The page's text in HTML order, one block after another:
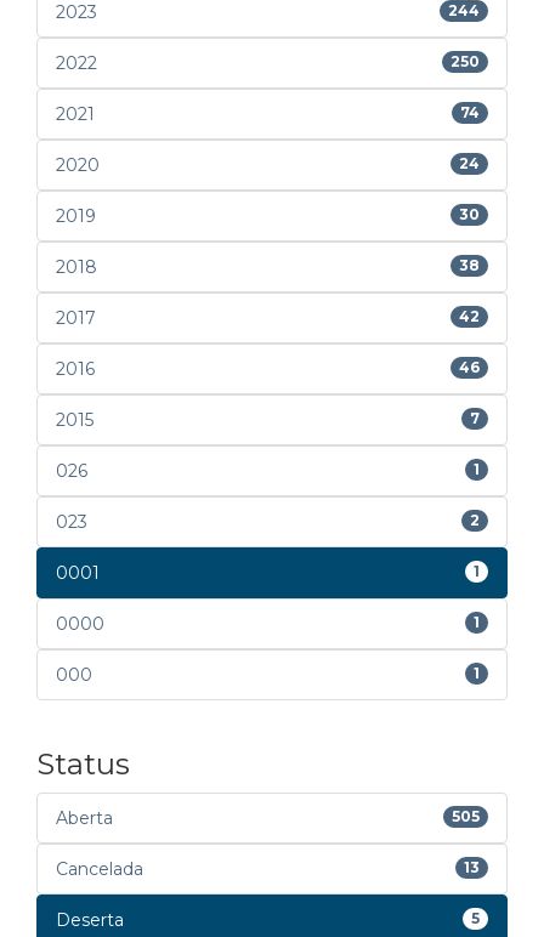
2023 244
2022 250
2021 74
2020 24
2019 30
2018 38
2017 42
2016 46
2015 7
026 1
023 2
0001 1
0000 1
000 1
Status
Aberta 505
Cancelada 13
Deserta 5